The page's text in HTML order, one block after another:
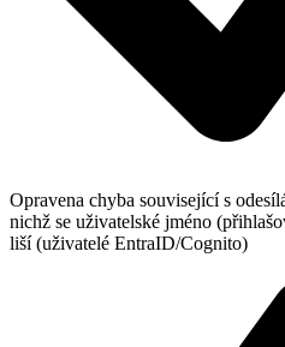
Opravena chyba související s
nichž se uživatelské jméno
liší (uživatelé EntraID/Cognito)